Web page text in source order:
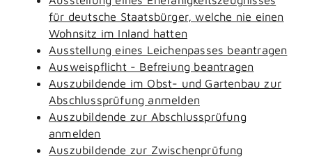
für deutsche Staatsbürger, welche nie einen
Wohnsitz im Inland hatten
Ausstellung eines Leichenpasses beantragen
Ausweispflicht - Befreiung beantragen
Auszubildende im Obst- und Gartenbau zur
Abschlussprüfung anmelden
Auszubildende zur Abschlussprüfung
anmelden
Auszubildende zur Zwischenprüfung